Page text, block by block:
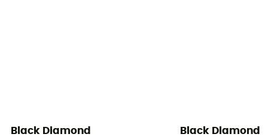
Black Diamond Black Diamond